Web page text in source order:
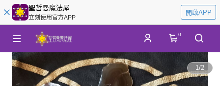
聖哲曼魔法屋
立刻使用官方APP
開啟APP
0
1/2